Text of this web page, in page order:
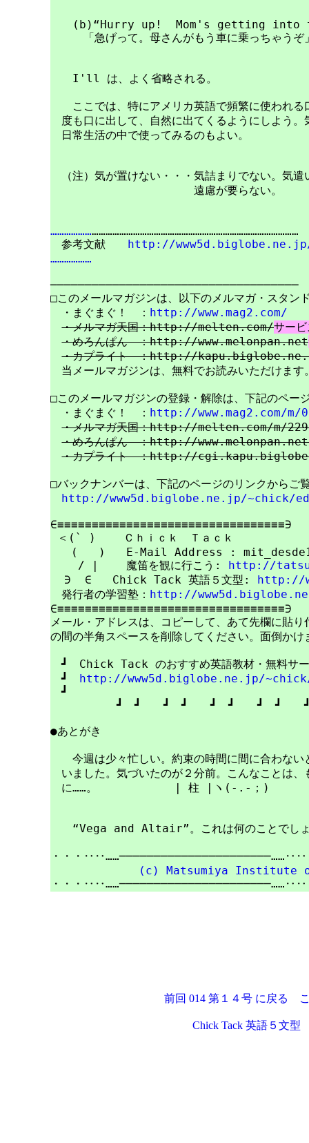
(b)“Hurry up!  Mom's getting into
「急げって。母さんがもう車に乗っちゃうぞ
I'll は、よく省略される。
ここでは、特にアメリカ英語で頻繁に使われる
度も口に出して、自然に出てくるようにしよう。
日常生活の中で使ってみるのもよい。
（注）気が置けない・・・気詰まりでない。気遣
遠慮が要らない。
………………………………………………………………………………………………
参考文献 http://
………………
────────────────────────────────────
□このメールマガジンは、以下のメルマガ・スタン
・まぐまぐ！　： http://www.mag2.com/
・メルマガ天国：http://melten.com/サー
・めろんぱん　：http://www.melonpan.net
・カプライト　：http://
当メールマガジンは、無料でお読みいただけます
□このメールマガジンの登録・解除は、下記のペー
・まぐまぐ！　： http://www.mag2.com/m/
・メルマガ天国：http://melten.com/m/
・めろんぱん　：http://
・カプライト　：http://
□バックナンバーは、下記のページのリンクからご
http://www5d.biglobe.ne.jp/~chick/
∈≡≡≡≡≡≡≡≡≡≡≡≡≡≡≡≡≡≡≡≡≡≡≡≡≡≡≡≡≡≡≡≡≡∋
＜(` )    Ｃｈｉｃｋ　Ｔａｃｋ
(   )   E-Mail Address :
    / |    魔笛を観に行こう:
http://
  ∋  ∈   Chick Tack 英語５文型:
http://
発行者の学習塾： http://
∈≡≡≡≡≡≡≡≡≡≡≡≡≡≡≡≡≡≡≡≡≡≡≡≡≡≡≡≡≡≡≡≡≡∋
メール・アドレスは、コピーして、あて先欄に
の間の半角スペースを削除してください。面倒かけ
┛　Chick Tack のおすすめ英語教材・無料サー
┛ http://www5d.biglobe.ne.jp/~chick/
┛　　　　　　　　　　　　　　　　　　　　　
┛　┛　　┛　┛　　┛　┛　　┛　┛　　┛
●あとがき
今週は少々忙しい。約束の時間に間に合わない
いました。気づいたのが２分前。こんなことは、
に……。　　　　　　　| 柱 |ヽ(-.-；)
“Vega and Altair”。これは何のことでしょ
・・・‥‥……──────────────────────……‥‥
(c) Matsumiya Institute
前回 014 第１４号 に戻る
Chick Tack 英語５文型